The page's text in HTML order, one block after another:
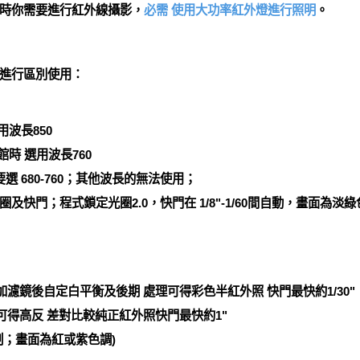
你需要進行紅外線攝影， 必需 使用大功率紅外燈進行照明 。
行區別使用：
波長850
時 選用波長760
680-760；其他波長的無法使用；
及快門；程式鎖定光圈2.0，快門在 1/8"-1/60間自動，畫面為淡
濾鏡後自定白平衡及後期 處理可得彩色半紅外照 快門最快約1/30"
得高反 差對比較純正紅外照快門最快約1"
畫面為紅或紫色調)